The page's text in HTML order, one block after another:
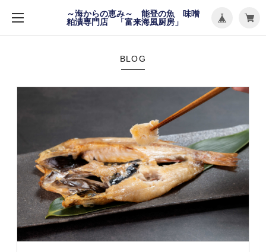
ニ
ュ
を
～海からの恵み～ 能登の魚 味噌
粕漬専門店 「富来海風厨房」
BLOG